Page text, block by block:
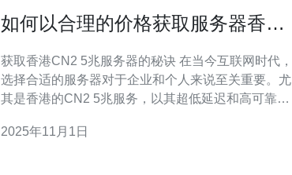
如何以合理的价格获取服务器香港
获取香港CN2 5兆服务器的秘诀 在当今互联网时代，
选择合适的服务器对于企业和个人来说至关重要。尤
其是香港的CN2 5兆服务，以其超低延迟和高可靠性
点： 了解市场，掌握价格走向 选择可靠的服务商，确
2025年11月1日